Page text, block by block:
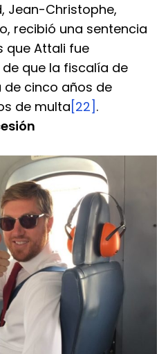
Jean-Christophe,
recibió una sentencia
que Attali fue
que la fiscalía de
de cinco años de
de multa [22] .